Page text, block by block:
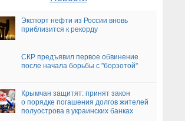
Экспорт нефти из России вновь
приблизится к рекорду
СКР предъявил первое обвинение
после начала борьбы с "борзотой"
Крымчан защитят: принят закон
о порядке погашения долгов жителей
полуострова в украинских банках